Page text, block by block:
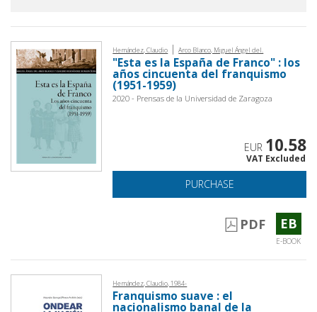
Hernández, Claudio | Arco Blanco, Miguel Ángel del.
"Esta es la España de Franco" : los
años cincuenta del franquismo
(1951-1959)
2020 - Prensas de la Universidad de Zaragoza
EUR 10.58
VAT Excluded
PURCHASE
PDF EB
E-BOOK
Hernández, Claudio, 1984-
Franquismo suave : el
nacionalismo banal de la